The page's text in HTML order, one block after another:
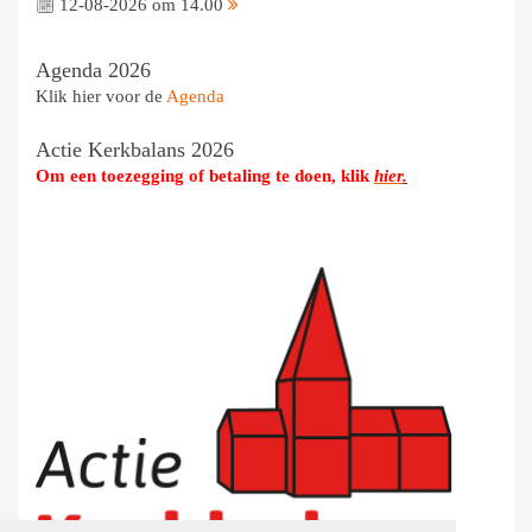
12-08-2026 om 14.00
Agenda 2026
Klik hier voor de Agenda
Actie Kerkbalans 2026
Om een toezegging of betaling te doen, klik hier.